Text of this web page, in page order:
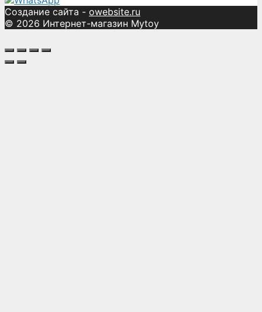
Создание сайта - owebsite.ru
© 2026 Интернет-магазин Mytoy